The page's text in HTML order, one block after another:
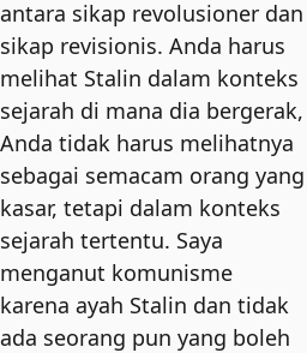
antara sikap revolusioner dan
sikap revisionis. Anda harus
melihat Stalin dalam konteks
sejarah di mana dia bergerak,
Anda tidak harus melihatnya
sebagai semacam orang yang
kasar, tetapi dalam konteks
sejarah tertentu. Saya
menganut komunisme
karena ayah Stalin dan tidak
ada seorang pun yang boleh